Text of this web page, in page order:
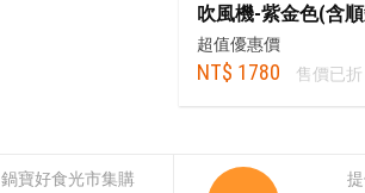
吹風機-紫金色(含
納袋)
超值優惠價
NT$ 1780 售價已折
鍋寶好食光市集購